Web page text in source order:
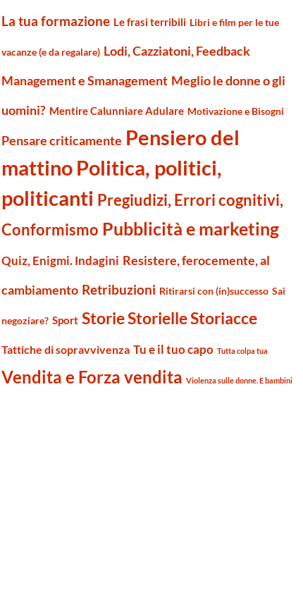
La tua formazione Le frasi terribili Libri e film per le tue
vacanze (e da regalare) Lodi, Cazziatoni, Feedback
Management e Smanagement Meglio le donne o gli
uomini? Mentire Calunniare Adulare Motivazione e Bisogni
Pensare criticamente Pensiero del
mattino Politica, politici,
politicanti Pregiudizi, Errori cognitivi,
Conformismo Pubblicità e marketing
Quiz, Enigmi. Indagini Resistere, ferocemente, al
cambiamento Retribuzioni Ritirarsi con (in)successo Sai
negoziare? Sport Storie Storielle Storiacce
Tattiche di sopravvivenza Tu e il tuo capo Tutta colpa tua
Vendita e Forza vendita Violenza sulle donne. E bambini